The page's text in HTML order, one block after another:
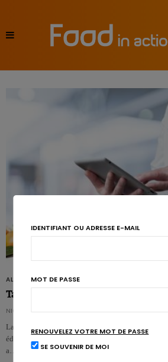
ALIMENTS
Table belge de composition des aliments :
NICOLAS GUGGENBÜHL
La table belge de composition des aliments
édition. Plus d’aliments recensés, surtout dans
a…
IDENTIFIANT OU ADRESSE E-MAIL
MOT DE PASSE
RENOUVELEZ VOTRE MOT DE PASSE
SE SOUVENIR DE MOI